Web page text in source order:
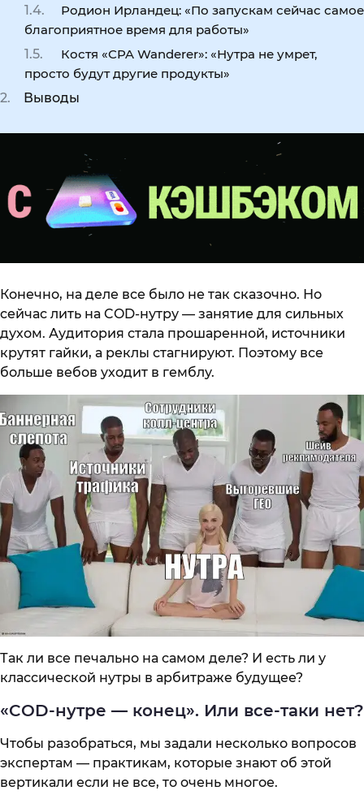
Родион Ирландец: «По запускам сейчас самое
благоприятное время для работы»
Костя «СPA Wanderer»: «Нутра не умрет,
просто будут другие продукты»
Выводы
Конечно, на деле все было не так сказочно. Но
сейчас лить на COD-нутру — занятие для сильных
духом. Аудитория стала прошаренной, источники
крутят гайки, а реклы стагнируют. Поэтому все
больше вебов уходит в гемблу.
Так ли все печально на самом деле? И есть ли у
классической нутры в арбитраже будущее?
«COD-нутре — конец». Или все-таки нет?
Чтобы разобраться, мы задали несколько вопросов
экспертам — практикам, которые знают об этой
вертикали если не все, то очень многое.